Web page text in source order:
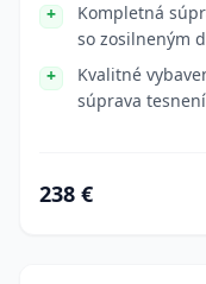
Kompletná
so zosilneným
Kvalitné
súprava
238 €